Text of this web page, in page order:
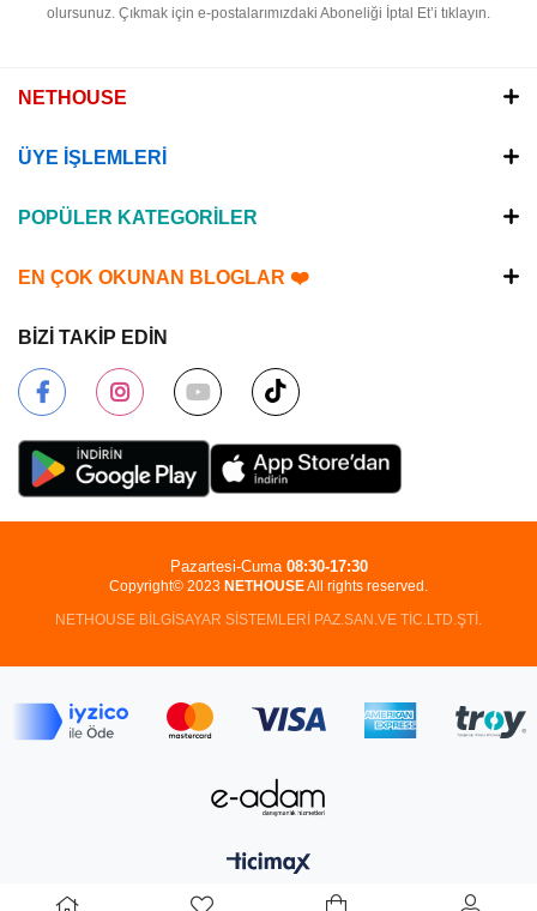
olursunuz. Çıkmak için e-postalarımızdaki Aboneliği İptal Et’i tıklayın.
NETHOUSE
ÜYE İŞLEMLERİ
POPÜLER KATEGORİLER
EN ÇOK OKUNAN BLOGLAR ❤️
BİZİ TAKİP EDİN
Copyright© 2023 NETHOUSEAll rights reserved.
NETHOUSE BİLGİSAYAR SİSTEMLERİ PAZ.SAN.VE TİC.LTD.ŞTİ.
Pazartesi-Cuma 08:30-17:30